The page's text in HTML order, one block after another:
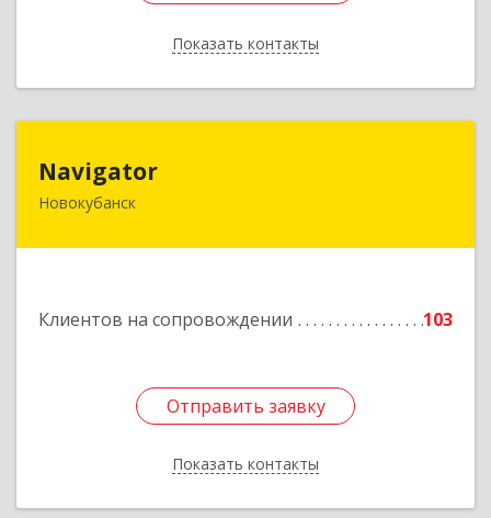
Показать контакты
Назад
Navigator
Новокубанск
Клиентов на сопровождении 103
Отправить заявку
Показать контакты
352240, Краснодарский край, Новокубанск г,
Отправить заявку
Назад